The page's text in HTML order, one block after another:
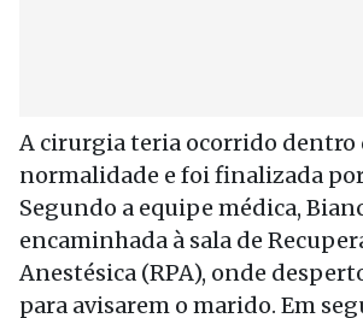
A cirurgia teria ocorrido dentro
normalidade e foi finalizada
Segundo a equipe médica,
encaminhada à sala de
Anestésica (RPA), onde
para avisarem o marido. Em